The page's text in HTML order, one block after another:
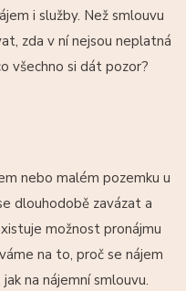
i služby. Než smlouvu
zda v ní nejsou neplatná
všechno si dát pozor?
nebo malém pozemku u
dlouhodobě zavázat a
možnost pronájmu
na to, proč se nájem
na nájemní smlouvu.